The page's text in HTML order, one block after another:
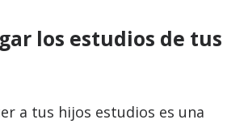
los estudios de tus
a tus hijos estudios es una